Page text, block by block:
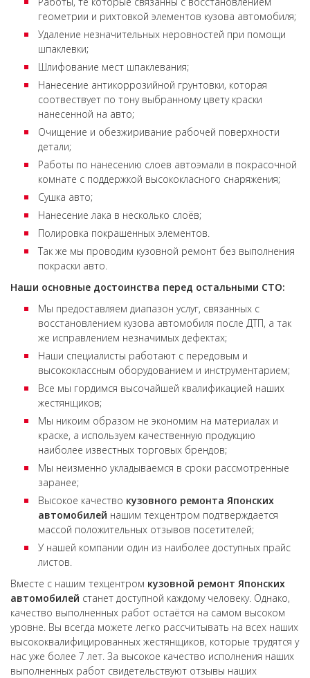
геометрии и рихтовкой элементов кузова автомобиля;
Удаление незначительных неровностей при помощи
шпаклевки;
Шлифование мест шпаклевания;
Нанесение антикоррозийной грунтовки, которая
соотвествует по тону выбранному цвету краски
нанесенной на авто;
Очищение и обезжиривание рабочей поверхности
детали;
Работы по нанесению слоев автоэмали в покрасочной
комнате с поддержкой высококласного снаряжения;
Сушка авто;
Нанесение лака в несколько слоёв;
Полировка покрашенных элементов.
Так же мы проводим кузовной ремонт без выполнения
покраски авто.
Наши основные достоинства перед остальными СТО:
Мы предоставляем диапазон услуг, связанных с
восстановлением кузова автомобиля после ДТП, а так
же исправлением незначимых дефектах;
Наши специалисты работают с передовым и
высококлассным оборудованием и инструментарием;
Все мы гордимся высочайшей квалификацией наших
жестянщиков;
Мы никоим образом не экономим на материалах и
краске, а используем качественную продукцию
наиболее известных торговых брендов;
Мы неизменно укладываемся в сроки рассмотренные
заранее;
Высокое качество кузовного ремонта Японских
автомобилей нашим техцентром подтверждается
массой положительных отзывов посетителей;
У нашей компании один из наиболее доступных прайс
листов.
Вместе с нашим техцентром кузовной ремонт Японских
автомобилей станет доступной каждому человеку. Однако,
качество выполненных работ остаётся на самом высоком
уровне. Вы всегда можете легко рассчитывать на всех наших
высококвалифицированных жестянщиков, которые трудятся у
нас уже более 7 лет. За высокое качество исполнения наших
выполненных работ свидетельствуют отзывы наших